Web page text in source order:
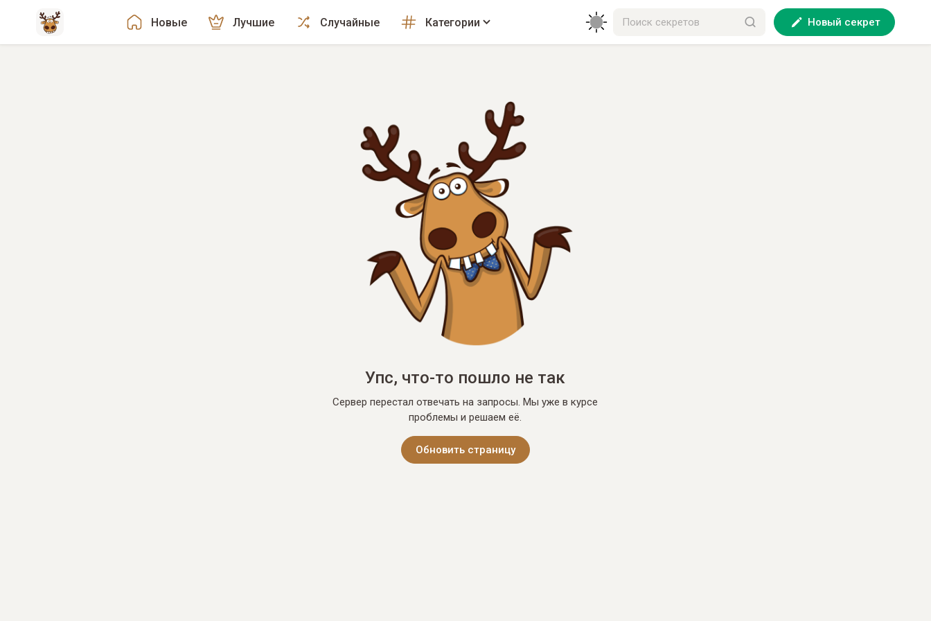
Новые Лучшие Случайные Категории Новый секрет
Упс, что-то пошло не так
Сервер перестал отвечать на запросы. Мы уже в курсе
проблемы и решаем её.
Обновить страницу